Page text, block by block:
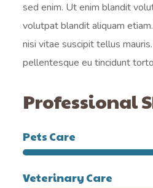
sed enim. Ut enim blandit
volutpat blandit aliquam
nisi vitae suscipit tellus
pellentesque eu tincidunt
Professional
Pets Care
Veterinary Care